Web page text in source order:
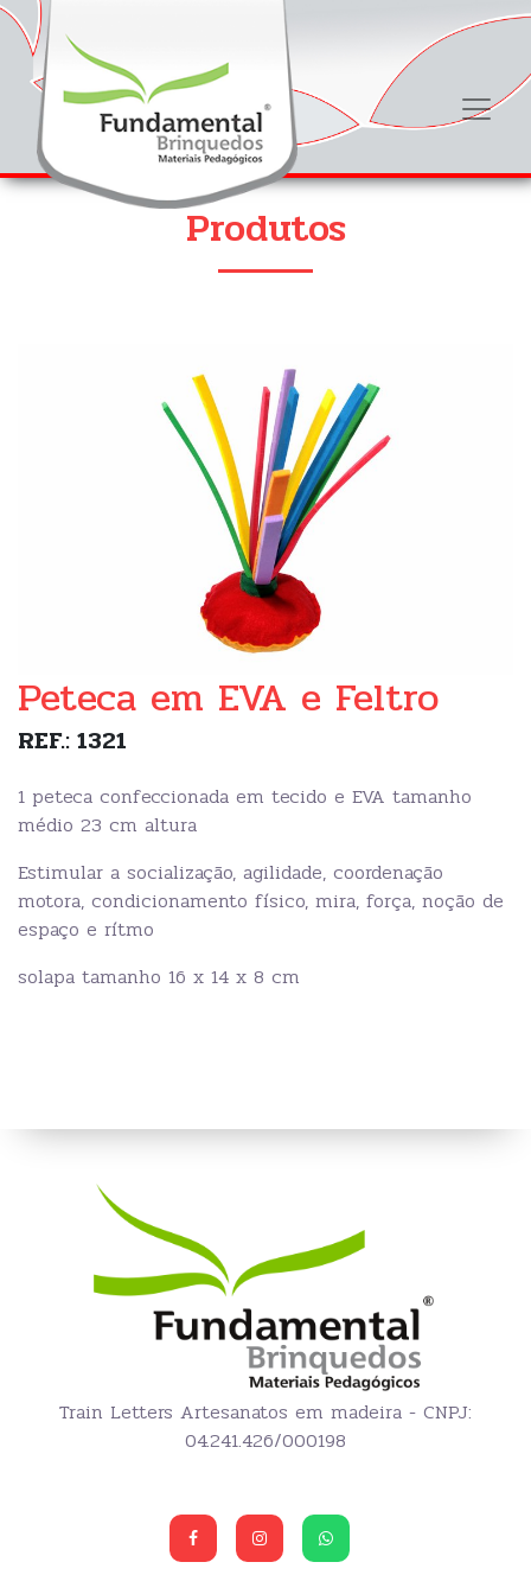
Produtos
Peteca em EVA e Feltro
REF.: 1321
1 peteca confeccionada em tecido e EVA tamanho
médio 23 cm altura
Estimular a socialização, agilidade, coordenação
motora, condicionamento físico, mira, força, noção de
espaço e rítmo
solapa tamanho 16 x 14 x 8 cm
Train Letters Artesanatos em madeira - CNPJ:
04.241.426/000198